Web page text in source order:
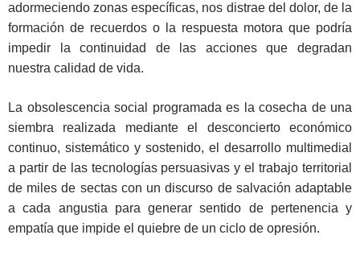
adormeciendo zonas específicas, nos distrae del dolor, de la
formación de recuerdos o la respuesta motora que podría
impedir la continuidad de las acciones que degradan
nuestra calidad de vida.
La obsolescencia social programada es la cosecha de una
siembra realizada mediante el desconcierto económico
continuo, sistemático y sostenido, el desarrollo multimedial
a partir de las tecnologías persuasivas y el trabajo territorial
de miles de sectas con un discurso de salvación adaptable
a cada angustia para generar sentido de pertenencia y
empatía que impide el quiebre de un ciclo de opresión.